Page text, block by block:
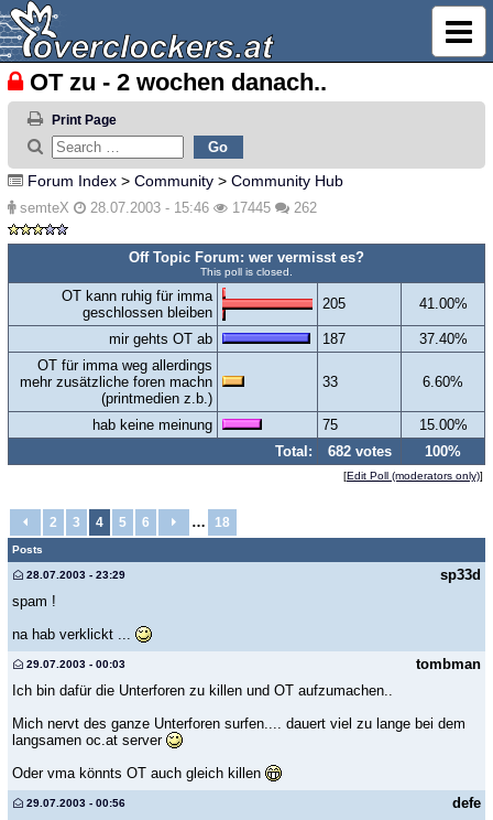
OT zu - 2 wochen danach..
Print Page
Forum Index > Community > Community Hub
semteX 28.07.2003 - 15:46 17445 262
Off Topic Forum: wer vermisst es?
This poll is closed.
OT kann ruhig für imma
geschlossen bleiben
205 41.00%
mir gehts OT ab 187
37.40%
OT für imma weg allerdings
mehr zusätzliche foren machn
(printmedien z.b.)
33 6.60%
hab keine meinung 75
15.00%
Total:
682 votes 100%
[Edit Poll (moderators only)]
2 3 4 5 6 … 18
Posts
sp33d
28.07.2003 - 23:29
spam !
na hab verklickt ...
tombman
29.07.2003 - 00:03
Ich bin dafür die Unterforen zu killen und OT aufzumachen..
Mich nervt des ganze Unterforen surfen.... dauert viel zu lange bei dem
langsamen oc.at server
Oder vma könnts OT auch gleich killen
defe
29.07.2003 - 00:56